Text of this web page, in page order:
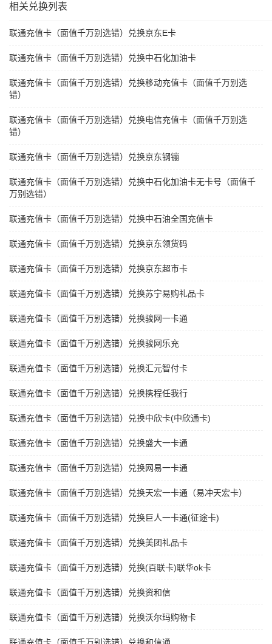
相关兑换列表
联通充值卡（面值千万别选错）兑换京东E卡
联通充值卡（面值千万别选错）兑换中石化加油卡
联通充值卡（面值千万别选错）兑换移动充值卡（面值千万别选
错）
联通充值卡（面值千万别选错）兑换电信充值卡（面值千万别选
错）
联通充值卡（面值千万别选错）兑换京东钢镚
联通充值卡（面值千万别选错）兑换中石化加油卡无卡号（面值千
万别选错）
联通充值卡（面值千万别选错）兑换中石油全国充值卡
联通充值卡（面值千万别选错）兑换京东领货码
联通充值卡（面值千万别选错）兑换京东超市卡
联通充值卡（面值千万别选错）兑换苏宁易购礼品卡
联通充值卡（面值千万别选错）兑换骏网一卡通
联通充值卡（面值千万别选错）兑换骏网乐充
联通充值卡（面值千万别选错）兑换汇元智付卡
联通充值卡（面值千万别选错）兑换携程任我行
联通充值卡（面值千万别选错）兑换中欣卡(中欣通卡)
联通充值卡（面值千万别选错）兑换盛大一卡通
联通充值卡（面值千万别选错）兑换网易一卡通
联通充值卡（面值千万别选错）兑换天宏一卡通（易冲天宏卡）
联通充值卡（面值千万别选错）兑换巨人一卡通(征途卡)
联通充值卡（面值千万别选错）兑换美团礼品卡
联通充值卡（面值千万别选错）兑换(百联卡)联华ok卡
联通充值卡（面值千万别选错）兑换资和信
联通充值卡（面值千万别选错）兑换沃尔玛购物卡